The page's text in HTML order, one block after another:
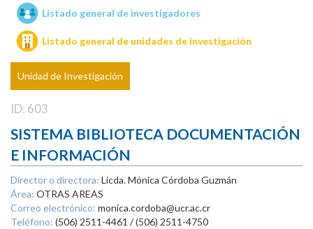
Unidades de investigación
Listado general de investigadores
Listado general de unidades de investigación
Unidad de Investigación
ID: 603
SISTEMA BIBLIOTECA DOCUMENTACIÓN
E INFORMACIÓN
Director o directora: Licda. Mónica Córdoba Guzmán
Área: OTRAS AREAS
Correo electrónico: monica.cordoba@ucr.ac.cr
Teléfono: (506) 2511-4461 / (506) 2511-4750